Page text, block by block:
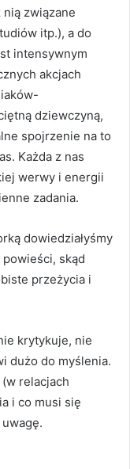
związane
itp.), a do
intensywnym
akcjach
dziewczyną,
spojrzenie na to
Każda z nas
werwy i energii
zadania.
dowiedziałyśmy
skąd
przeżycia i
krytykuje, nie
dużo do myślenia.
relacjach
i co musi się